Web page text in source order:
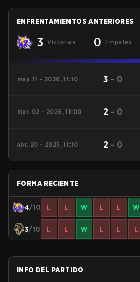
ENFRENTAMIENTOS ANTERIORES
3 Victorias 0 Empates
may. 11 - 2026, 11:10 3 - 0
mar. 02 - 2026, 11:00 2 - 0
abr. 20 - 2025, 11:10 2 - 0
FORMA RECIENTE
4/10 L L W L L W
3/10 L L W L L L
INFO DEL PARTIDO